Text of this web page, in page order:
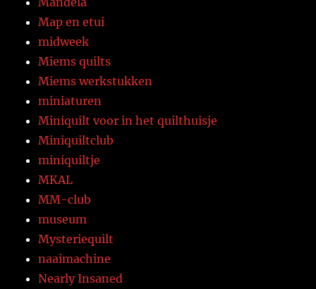
Map en etui
midweek
Miems quilts
Miems werkstukken
miniaturen
Miniquilt voor in het quilthuisje
Miniquiltclub
miniquiltje
MKAL
MM-club
museum
Mysteriequilt
naaimachine
Nearly Insaned